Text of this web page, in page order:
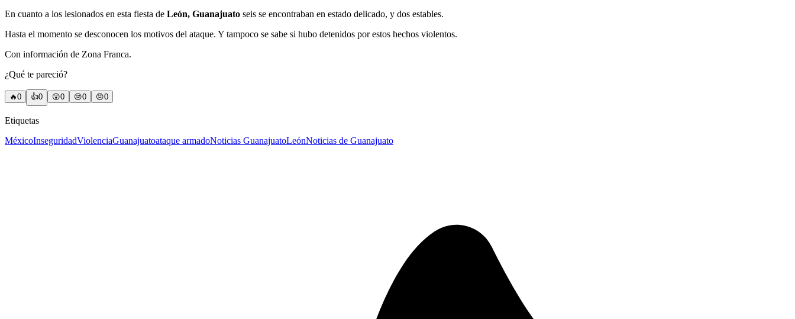
En cuanto a los lesionados en esta fiesta de León, Guanajuato seis se encontraban en estado delicado, y dos estables.
Hasta el momento se desconocen los motivos del ataque. Y tampoco se sabe si hubo detenidos por estos hechos violentos.
Con información de Zona Franca.
¿Qué te pareció?
🔥0 👍0 😲0 😢0 😠0
Etiquetas
MéxicoInseguridadViolenciaGuanajuatoataque armadoNoticias GuanajuatoLeónNoticias de Guanajuato